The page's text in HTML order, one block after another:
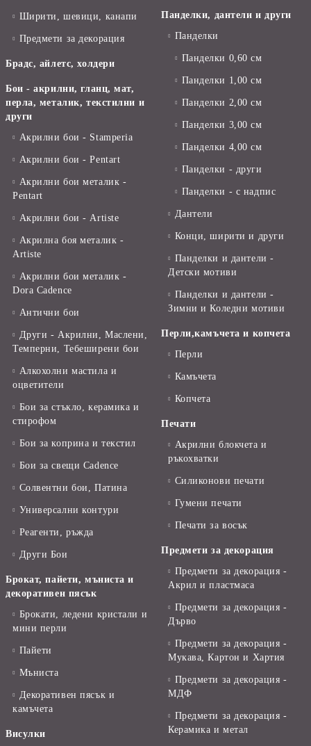
Ширити, шевици, канапи
Предмети за декорация
Брадс, айлетс, холдери
Бои - акрилни, гланц, мат,
перла, металик, текстилни и
други
Акрилни бои - Stamperia
Акрилни бои - Pentart
Акрилни бои металик -
Pentart
Акрилни бои - Artiste
Акрилна боя металик -
Artiste
Акрилни бои металик -
Dora Cadence
Антични бои
Други - Акрилни, Маслени,
Темперни, Тебеширени бои
Алкохолни мастила и
оцветители
Бои за стъкло, керамика и
стирофом
Бои за коприна и текстил
Бои за свещи Cadence
Солвентни бои, Патина
Универсални контури
Реагенти, ръжда
Други Бои
Брокат, пайети, мъниста и
декоративен пясък
Брокати, ледени кристали и
мини перли
Пайети
Мъниста
Декоративен пясък и
камъчета
Висулки
Панделки, дантели и други
Панделки
Панделки 0,60 см
Панделки 1,00 см
Панделки 2,00 см
Панделки 3,00 см
Панделки 4,00 см
Панделки - други
Панделки - с надпис
Дантели
Конци, ширити и други
Панделки и дантели -
Детски мотиви
Панделки и дантели -
Зимни и Коледни мотиви
Перли,камъчета и копчета
Перли
Камъчета
Копчета
Печати
Акрилни блокчета и
ръкохватки
Силиконови печати
Гумени печати
Печати за восък
Предмети за декорация
Предмети за декорация -
Акрил и пластмаса
Предмети за декорация -
Дърво
Предмети за декорация -
Мукава, Картон и Хартия
Предмети за декорация -
МДФ
Предмети за декорация -
Керамика и метал